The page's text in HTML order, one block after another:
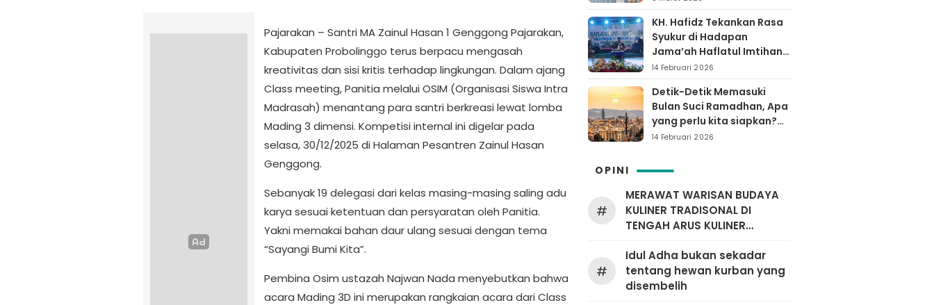
Pajarakan – Santri MA Zainul Hasan 1 Genggong Pajarakan,
Kabupaten Probolinggo terus berpacu mengasah
kreativitas dan sisi kritis terhadap lingkungan. Dalam ajang
Class meeting, Panitia melalui OSIM (Organisasi Siswa Intra
Madrasah) menantang para santri berkreasi lewat lomba
Mading 3 dimensi. Kompetisi internal ini digelar pada
selasa, 30/12/2025 di Halaman Pesantren Zainul Hasan
Genggong.
Sebanyak 19 delegasi dari kelas masing-masing saling adu
karya sesuai ketentuan dan persyaratan oleh Panitia.
Yakni memakai bahan daur ulang sesuai dengan tema
“Sayangi Bumi Kita”.
Pembina Osim ustazah Najwan Nada menyebutkan bahwa
acara Mading 3D ini merupakan rangkaian acara dari Class
KH. Hafidz Tekankan Rasa
Syukur di Hadapan
Jama’ah Haflatul Imtihan
Arrozaq Bucor
Probolinggo
14 Februari 2026
Detik-Detik Memasuki
Bulan Suci Ramadhan, Apa
yang perlu kita siapkan?
Yuk simak…
14 Februari 2026
OPINI
#
MERAWAT WARISAN BUDAYA
KULINER TRADISONAL DI
TENGAH ARUS KULINER
#
Idul Adha bukan sekadar
tentang hewan kurban yang
disembelih